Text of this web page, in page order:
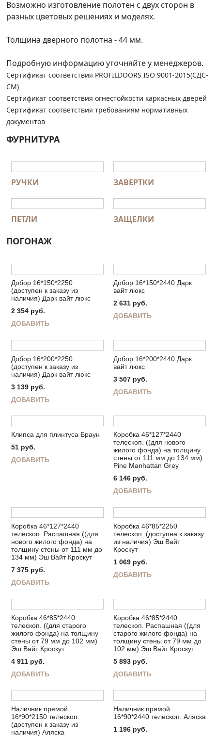
Возможно изготовление полотен с двух сторон в
разных цветовых решениях и моделях.
Толщина дверного полотна - 44 мм.
Подробную информацию уточняйте у менеджеров.
Сертификат соответствия PROFILDOORS ISO 9001-2015(СДС-
СМ)
Сертификат соответствия огнестойкости каркасных дверей
Сертификат соответствия требованиям нормативных
документов
ФУРНИТУРА
РУЧКИ ЗАВЕРТКИ
ПЕТЛИ ЗАЩЕЛКИ
ПОГОНАЖ
Добор 16*150*2250
(доступен к заказу из
наличия) Дарк вайт люкс
2 354 руб.
ДОБАВИТЬ
Добор 16*150*2440 Дарк
вайт люкс
2 631 руб.
ДОБАВИТЬ
Добор 16*200*2250
(доступен к заказу из
наличия) Дарк вайт люкс
3 139 руб.
ДОБАВИТЬ
Добор 16*200*2440 Дарк
вайт люкс
3 507 руб.
ДОБАВИТЬ
Клипса для плинтуса Браун
51 руб.
ДОБАВИТЬ
Коробка 46*127*2440
телескоп. ((для нового
жилого фонда) на толщину
стены от 111 мм до 134 мм)
Pine Manhattan Grey
6 146 руб.
ДОБАВИТЬ
Коробка 46*127*2440
телескоп. Распашная ((для
нового жилого фонда) на
толщину стены от 111 мм до
134 мм) Эш Вайт Кроскут
7 375 руб.
ДОБАВИТЬ
Коробка 46*85*2250
телескоп. (доступна к заказу
из наличия) Эш Вайт
Кроскут
1 069 руб.
ДОБАВИТЬ
Коробка 46*85*2440
телескоп. ((для старого
жилого фонда) на толщину
стены от 79 мм до 102 мм)
Эш Вайт Кроскут
4 911 руб.
ДОБАВИТЬ
Коробка 46*85*2440
телескоп. Распашная ((для
старого жилого фонда) на
толщину стены от 79 мм до
102 мм) Эш Вайт Кроскут
5 893 руб.
ДОБАВИТЬ
Наличник прямой
16*90*2150 телескоп.
(доступен к заказу из
наличия) Аляска
Наличник прямой
16*90*2440 телескоп. Аляска
1 196 руб.